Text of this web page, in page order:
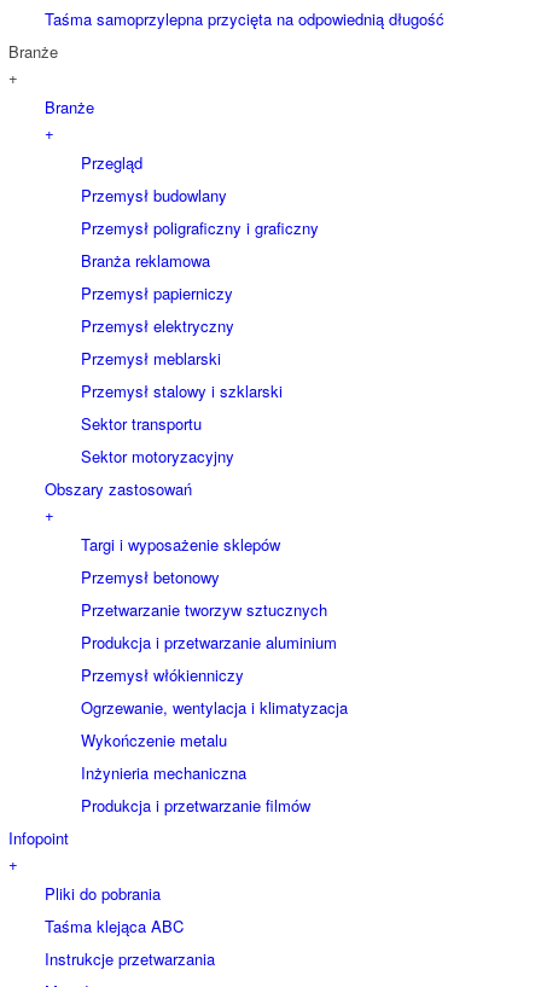
Taśma samoprzylepna przycięta na odpowiednią długość
Branże
+
Branże
+
Przegląd
Przemysł budowlany
Przemysł poligraficzny i graficzny
Branża reklamowa
Przemysł papierniczy
Przemysł elektryczny
Przemysł meblarski
Przemysł stalowy i szklarski
Sektor transportu
Sektor motoryzacyjny
Obszary zastosowań
+
Targi i wyposażenie sklepów
Przemysł betonowy
Przetwarzanie tworzyw sztucznych
Produkcja i przetwarzanie aluminium
Przemysł włókienniczy
Ogrzewanie, wentylacja i klimatyzacja
Wykończenie metalu
Inżynieria mechaniczna
Produkcja i przetwarzanie filmów
Infopoint
+
Pliki do pobrania
Taśma klejąca ABC
Instrukcje przetwarzania